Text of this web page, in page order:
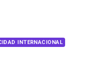
INTERNACIONAL